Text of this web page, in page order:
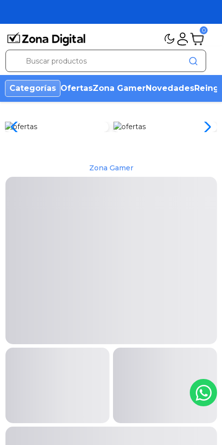
0
Categorías OfertasZona GamerNovedades